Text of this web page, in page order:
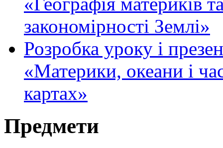
закономірності Землі»
Розробка уроку і
«Материки, океани і
картах»
Предмети